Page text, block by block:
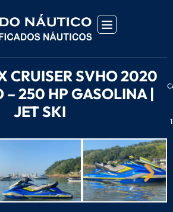
CRUISER SVHO 2020
– 250 HP GASOLINA |
JET SKI